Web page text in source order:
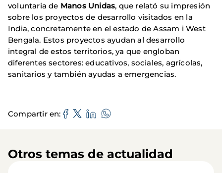
voluntaria de Manos Unidas, que relató su impresión
sobre los proyectos de desarrollo visitados en la
India, concretamente en el estado de Assam i West
Bengala. Estos proyectos ayudan al desarrollo
integral de estos territorios, ya que engloban
diferentes sectores: educativos, sociales, agrícolas,
sanitarios y también ayudas a emergencias.
Compartir en
Otros temas de actualidad